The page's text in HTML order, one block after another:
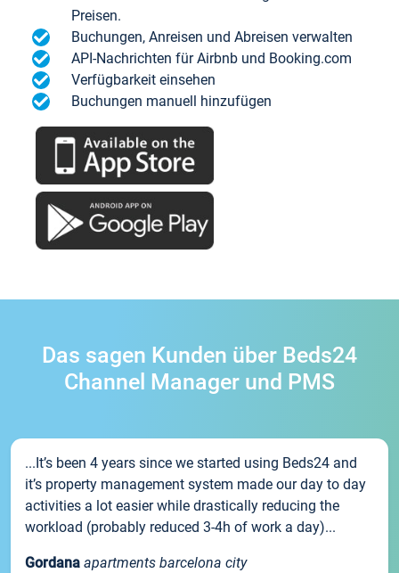
Preisen.
Buchungen, Anreisen und Abreisen verwalten
API-Nachrichten für Airbnb und Booking.com
Verfügbarkeit einsehen
Buchungen manuell hinzufügen
Das sagen Kunden über Beds24
Channel Manager und PMS
...It’s been 4 years since we started using Beds24 and
it’s property management system made our day to day
activities a lot easier while drastically reducing the
workload (probably reduced 3-4h of work a day)...
Gordana apartments barcelona city